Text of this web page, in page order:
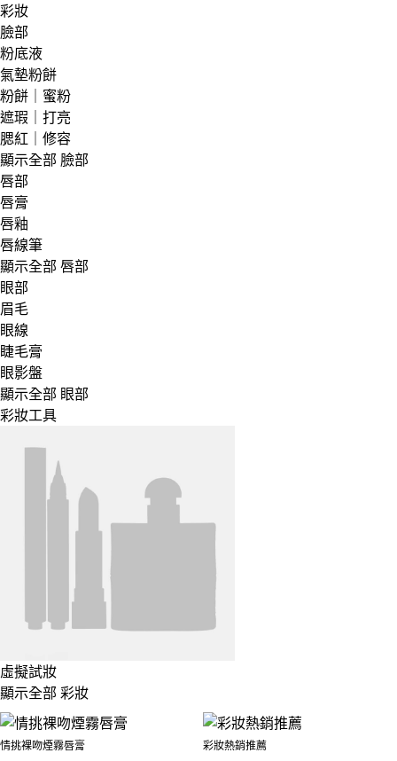
彩妝
臉部
粉底液
氣墊粉餅
粉餅｜蜜粉
遮瑕｜打亮
腮紅｜修容
顯示全部 臉部
唇部
唇膏
唇釉
唇線筆
顯示全部 唇部
眼部
眉毛
眼線
睫毛膏
眼影盤
顯示全部 眼部
彩妝工具
虛擬試妝
顯示全部 彩妝
情挑裸吻煙霧唇膏 彩妝熱銷推薦